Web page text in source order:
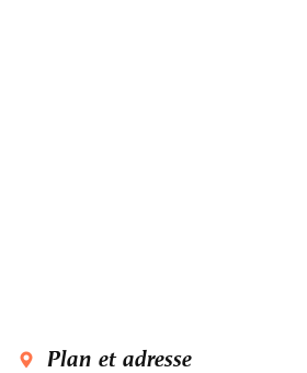
Plan et adresse